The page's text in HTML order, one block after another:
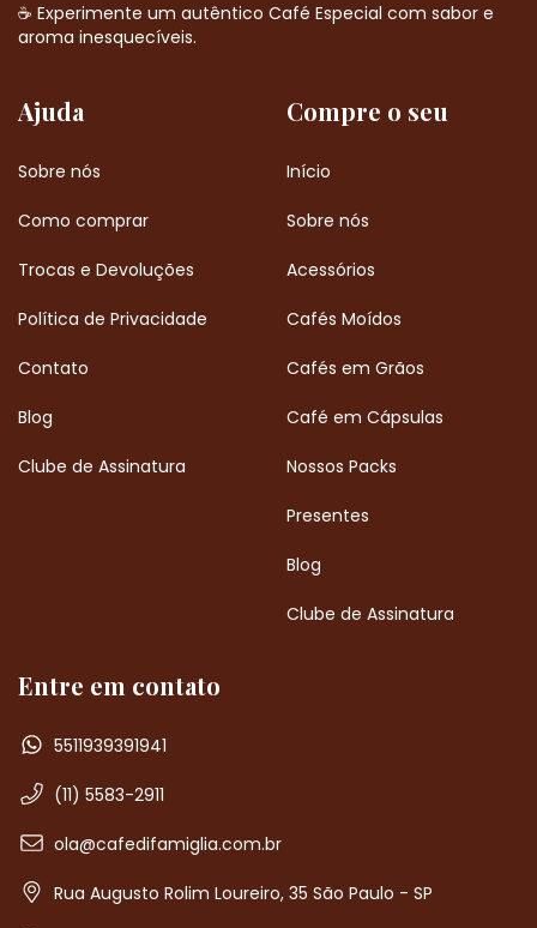
☕ Experimente um autêntico Café Especial com sabor e
aroma inesquecíveis.
Ajuda
Sobre nós
Como comprar
Trocas e Devoluções
Política de Privacidade
Contato
Blog
Clube de Assinatura
Compre o seu
Início
Sobre nós
Acessórios
Cafés Moídos
Cafés em Grãos
Café em Cápsulas
Nossos Packs
Presentes
Blog
Clube de Assinatura
Entre em contato
5511939391941
(11) 5583-2911
ola@cafedifamiglia.com.br
Rua Augusto Rolim Loureiro, 35 São Paulo - SP